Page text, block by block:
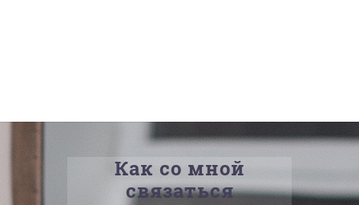
Как со мной
связаться